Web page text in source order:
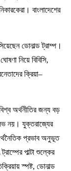
বাংলাদেশের
ডোনাল্ড ট্রাম্প।
নিয়ে বিবিসি,
ক্রিয়া–
অর্থনীতির জন্য বড়
নয়। যুক্তরাজ্যের
অর্থনৈতিক প্রভাব অনুভূত
পাল্টা শুল্কের
স্পষ্ট, ডোনাল্ড